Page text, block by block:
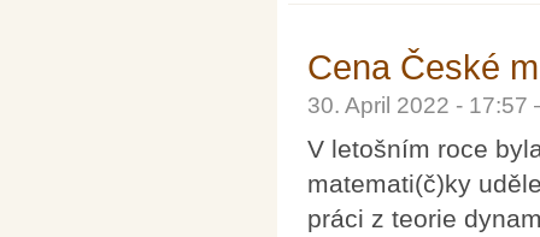
Cena České
30. April 2022 -
V letošním roce
matemati(č)ky
práci z teorie